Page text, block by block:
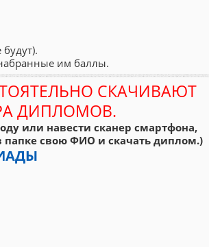
им баллы.
СКАЧИВАЮТ
ДИПЛОМОВ.
или навести сканер смартфона,
папке свою ФИО и скачать диплом.)